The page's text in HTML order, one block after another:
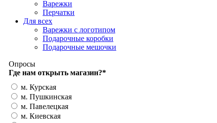
Варежки
Перчатки
Для всех
Варежки с логотипом
Подарочные коробки
Подарочные мешочки
Опросы
Где нам открыть магазин?*
м. Курская
м. Пушкинская
м. Павелецкая
м. Киевская